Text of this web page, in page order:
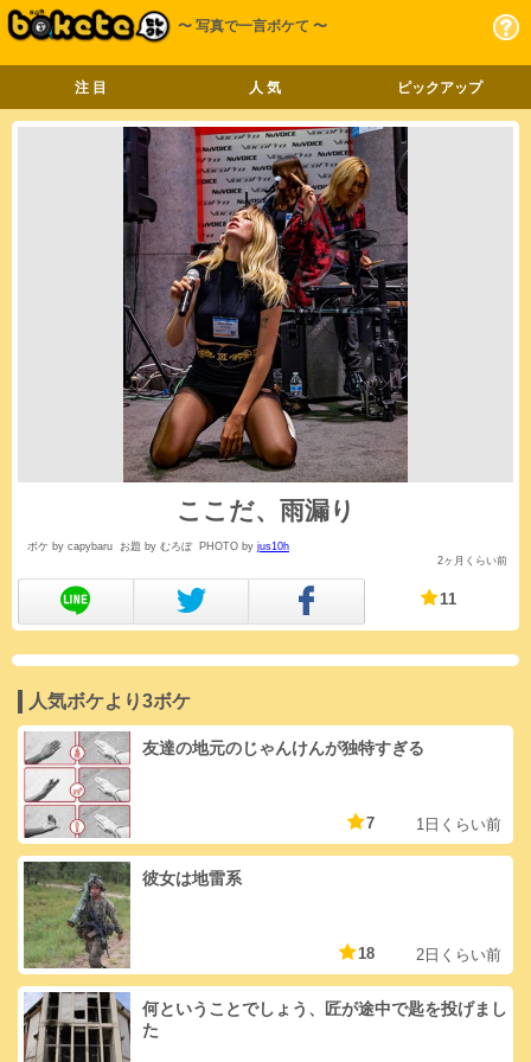
〜 写真で一言ボケて 〜
注 目 人 気 ピックアップ
ここだ、雨漏り
ボケ by capybaru お題 by むろぼ PHOTO by jus10h
2ヶ月くらい前
11
人気ボケより3ボケ
友達の地元のじゃんけんが独特すぎる
7 1日くらい前
彼女は地雷系
18 2日くらい前
何ということでしょう、匠が途中で匙を投げまし
た